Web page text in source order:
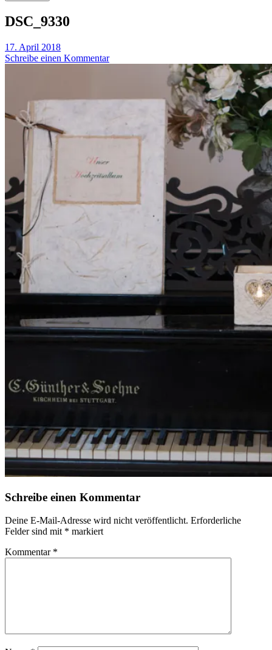
DSC_9330
17. April 2018
Schreibe einen Kommentar
Schreibe einen Kommentar
Deine E-Mail-Adresse wird nicht veröffentlicht. Erforderliche
Felder sind mit * markiert
Kommentar *